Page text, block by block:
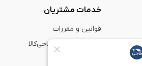
خدمات مشتریان
قوانین و مقررات
راهنمای خرید از خاجی‌کالا